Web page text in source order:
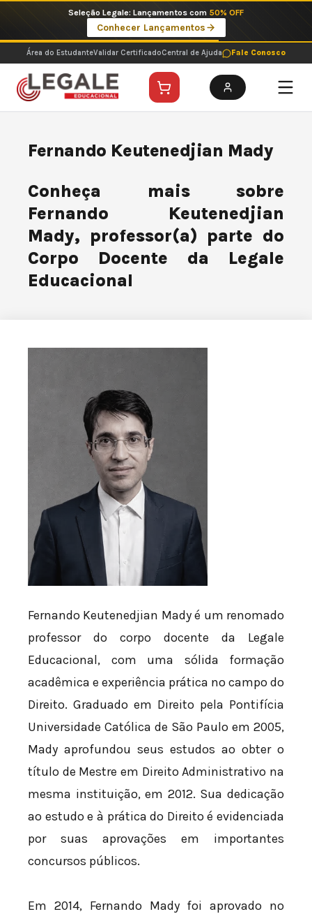
o
conteúdo
Seleção Legale: Lançamentos com 50% OFF
Conhecer Lançamentos
Área do EstudanteValidar CertificadoCentral de Ajuda Fale Conosco
Fernando Keutenedjian Mady
Conheça mais sobre
Fernando Keutenedjian
Mady, professor(a) parte do
Corpo Docente da Legale
Educacional
Fernando Keutenedjian Mady é um renomado
professor do corpo docente da Legale
Educacional, com uma sólida formação
acadêmica e experiência prática no campo do
Direito. Graduado em Direito pela Pontifícia
Universidade Católica de São Paulo em 2005,
Mady aprofundou seus estudos ao obter o
título de Mestre em Direito Administrativo na
mesma instituição, em 2012. Sua dedicação
ao estudo e à prática do Direito é evidenciada
por suas aprovações em importantes
concursos públicos.
Em 2014, Fernando Mady foi aprovado no